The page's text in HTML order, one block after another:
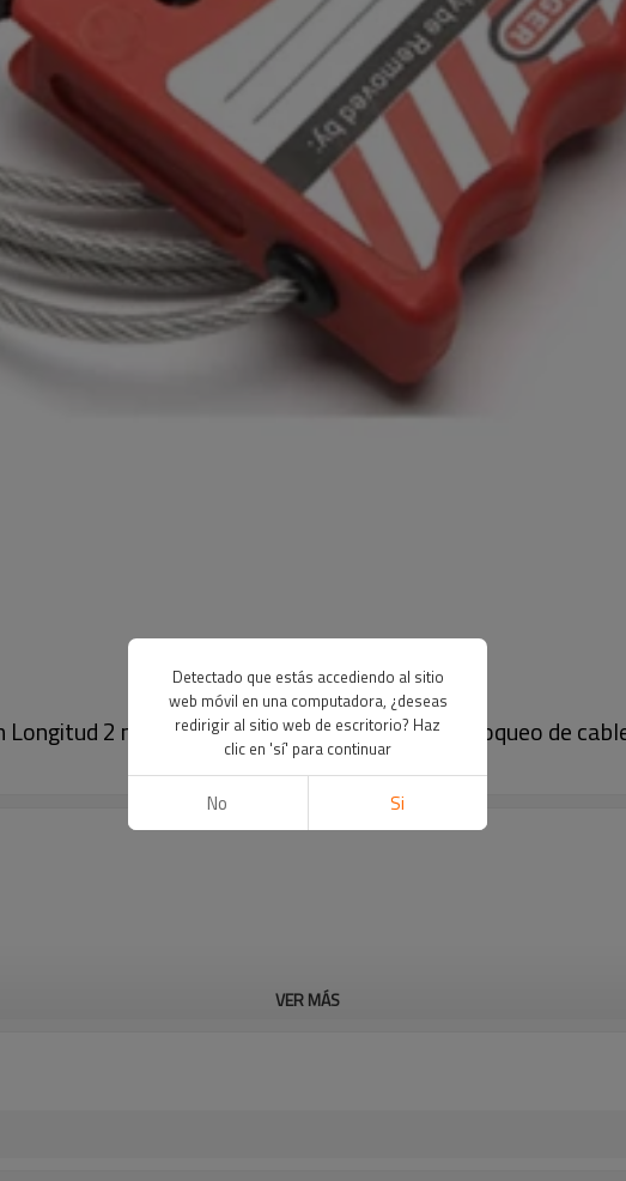
2 metros| Proveedor profesional de bloqueo de
VER MÁS
Detectado que estás accediendo al sitio
web móvil en una computadora, ¿deseas
redirigir al sitio web de escritorio? Haz
clic en 'sí' para continuar
No Si